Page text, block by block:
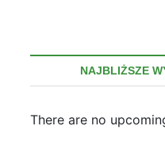
NAJBLIŻSZE
There are no